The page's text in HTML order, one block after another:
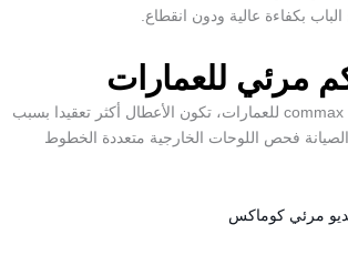
بكفاءة عالية ودون انقطاع.
مرئي للعمارات
للعمارات، تكون الأعطال أكثر تعقيدا بسبب
فحص اللوحات الخارجية متعددة الخطوط